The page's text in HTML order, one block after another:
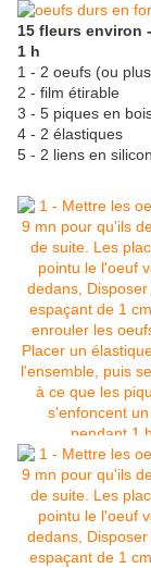
15 fleurs environ
1 h
1 - 2 oeufs (ou
2 - film étirable
3 - 5 piques en
4 - 2 élastiques
5 - 2 liens en